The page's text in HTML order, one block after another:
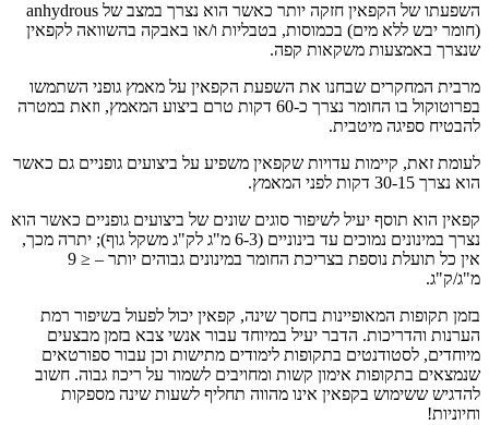
השפעתו של הקפאין חזקה יותר כאשר הוא נצרך במצב של anhydrous
(חומר יבש ללא מים) בכמוסות, בטבליות ו/או באבקה בהשוואה לקפאין
שנצרך באמצעות משקאות קפה.
מרבית המחקרים שבחנו את השפעת הקפאין על מאמץ גופני השתמשו
בפרוטוקול בו החומר נצרך כ-60 דקות טרם ביצוע המאמץ, וזאת במטרה
להבטיח ספיגה מיטבית.
לעומת זאת, קיימות עדויות שקפאין משפיע על ביצועים גופניים גם כאשר
הוא נצרך 30-15 דקות לפני המאמץ.
קפאין הוא תוסף יעיל לשיפור סוגים שונים של ביצועים גופניים כאשר הוא
נצרך במינונים נמוכים עד בינוניים (6-3 מ"ג לק"ג משקל גוף); יתרה מכך,
אין כל תועלת נוספת בצריכת החומר במינונים גבוהים יותר – ≤ 9
מ"ג/ק"ג.
בזמן תקופות המאופיינות בחסך שינה, קפאין יכול לפעול בשיפור רמת
הערנות והדריכות. הדבר יעיל במיוחד עבור אנשי צבא בזמן מבצעים
מיוחדים, לסטודנטים בתקופות לימודים מתישות וכן עבור ספורטאים
שנמצאים בתקופות אימון קשות ומחויבים לשמור על ריכוז גבוה. חשוב
להדגיש ששימוש בקפאין אינו מהווה תחליף לשעות שינה מספקות
וחיוניות!